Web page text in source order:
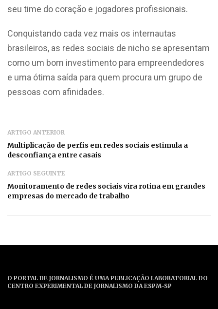
seu time do coração e jogadores profissionais.
Conquistando cada vez mais os internautas
brasileiros, as redes sociais de nicho se apresentam
como um bom investimento para empreendedores
e uma ótima saída para quem procura um grupo de
pessoas com afinidades.
ARTIGO ANTERIOR
Multiplicação de perfis em redes sociais estimula a
desconfiança entre casais
ARTIGO SEGUINTE
Monitoramento de redes sociais vira rotina em grandes
empresas do mercado de trabalho
O PORTAL DE JORNALISMO É UMA PUBLICAÇÃO LABORATORIAL DO
CENTRO EXPERIMENTAL DE JORNALISMO DA ESPM-SP